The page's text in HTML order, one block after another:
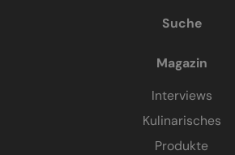
Suche
Magazin
Interviews
Kulinarisches
Produkte